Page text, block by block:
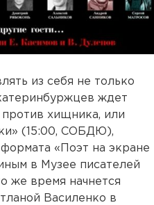
из себя не только
ждет
против хищника, или
(15:00, СОБДЮ),
«Поэт на экране
в Музее писателей
же время начнется
Василенко в